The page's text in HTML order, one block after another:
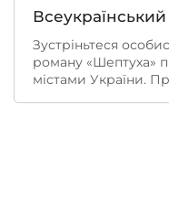
Зустріньтеся
роману «Шептуха»
містами України.